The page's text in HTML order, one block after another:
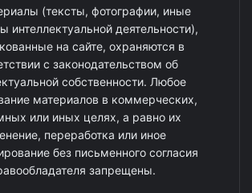
(тексты, фотографии, иные
интеллектуальной деятельности),
на сайте, охраняются в
с законодательством об
собственности. Любое
материалов в коммерческих,
или иных целях, а равно их
переработка или иное
без письменного согласия
запрещены.